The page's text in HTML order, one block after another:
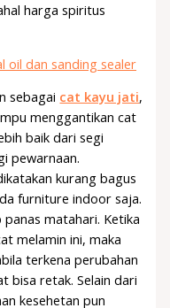
harga spiritus
sebagai cat kayu jati,
menggantikan cat
baik dari segi
pewarnaan.
kurang bagus
furniture indoor saja.
matahari. Ketika
melamin ini, maka
terkena perubahan
bisa retak. Selain dari
kesehetan pun